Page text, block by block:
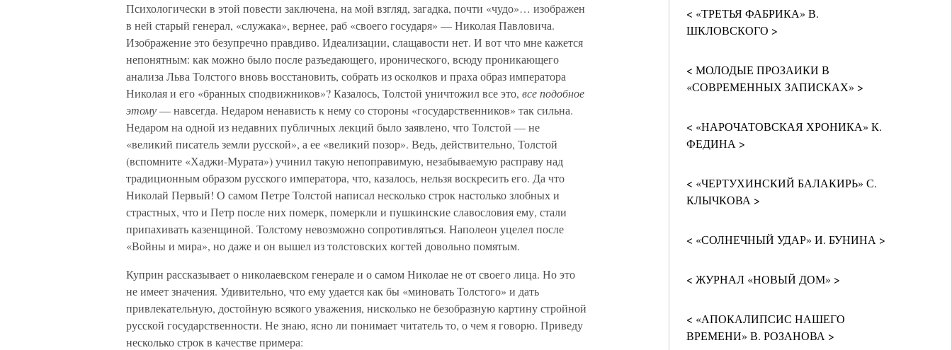
< «ТРЕТЬЯ ФАБРИКА» В.
ШКЛОВСКОГО >
< МОЛОДЫЕ ПРОЗАИКИ В
«СОВРЕМЕННЫХ ЗАПИСКАХ» >
< «НАРОЧАТОВСКАЯ ХРОНИКА» К.
ФЕДИНА >
< «ЧЕРТУХИНСКИЙ БАЛАКИРЬ» С.
КЛЫЧКОВА >
< «СОЛНЕЧНЫЙ УДАР» И. БУНИНА >
< ЖУРНАЛ «НОВЫЙ ДОМ» >
< «АПОКАЛИПСИС НАШЕГО
ВРЕМЕНИ» В. РОЗАНОВА >
Психологически в этой повести заключена, на мой взгляд, загадка, почти «чудо»… изображен
в ней старый генерал, «служака», вернее, раб «своего государя» — Николая Павловича.
Изображение это безупречно правдиво. Идеализации, слащавости нет. И вот что мне кажется
непонятным: как можно было после разъедающего, иронического, всюду проникающего
анализа Льва Толстого вновь восстановить, собрать из осколков и праха образ императора
Николая и его «бранных сподвижников»? Казалось, Толстой уничтожил все это, все подобное
этому— навсегда. Недаром ненависть к нему со стороны «государственников» так сильна.
Недаром на одной из недавних публичных лекций было заявлено, что Толстой — не
«великий писатель земли русской», а ее «великий позор». Ведь, действительно, Толстой
(вспомните «Хаджи-Мурата») учинил такую непоправимую, незабываемую расправу над
традиционным образом русского императора, что, казалось, нельзя воскресить его. Да что
Николай Первый! О самом Петре Толстой написал несколько строк настолько злобных и
страстных, что и Петр после них померк, померкли и пушкинские славословия ему, стали
припахивать казенщиной. Толстому невозможно сопротивляться. Наполеон уцелел после
«Войны и мира», но даже и он вышел из толстовских когтей довольно помятым.
Куприн рассказывает о николаевском генерале и о самом Николае не от своего лица. Но это
не имеет значения. Удивительно, что ему удается как бы «миновать Толстого» и дать
привлекательную, достойную всякого уважения, нисколько не безобразную картину стройной
русской государственности. Не знаю, ясно ли понимает читатель то, о чем я говорю. Приведу
несколько строк в качестве примера: